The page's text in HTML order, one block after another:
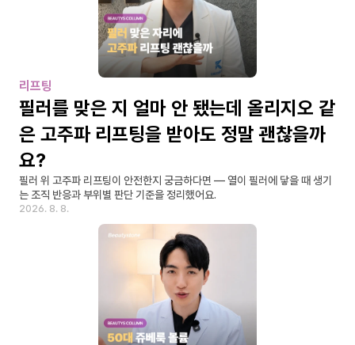
리프팅
필러를 맞은 지 얼마 안 됐는데 올리지오 같
은 고주파 리프팅을 받아도 정말 괜찮을까
요?
필러 위 고주파 리프팅이 안전한지 궁금하다면 — 열이 필러에 닿을 때 생기
는 조직 반응과 부위별 판단 기준을 정리했어요.
2026. 8. 8.